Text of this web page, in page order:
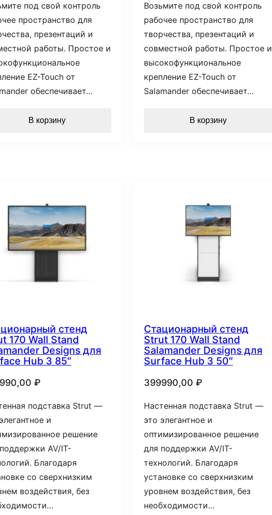
под свой контроль
пространство для
презентаций и
работы. Простое и
EZ-Touch от
обеспечивает…
В корзину
Возьмите под свой контроль
рабочее пространство для
творчества, презентаций и
совместной работы. Простое и
высокофункциональное
крепление EZ-Touch от
Salamander обеспечивает…
В корзину
стенд
170 Wall Stand
Designs для
Hub 3 85″
₽
подставка Strut —
и
решение
AV/IT-
Благодаря
со сверхнизким
воздействия, без
Стационарный стенд
Strut 170 Wall Stand
Salamander Designs для
Surface Hub 3 50″
399990,00 ₽
Настенная подставка Strut —
это элегантное и
оптимизированное решение
для поддержки AV/IT-
технологий. Благодаря
установке со сверхнизким
уровнем воздействия, без
необходимости…